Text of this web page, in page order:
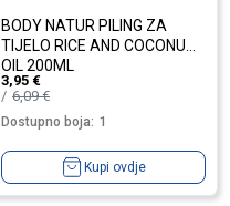
BODY NATUR PILING ZA
TIJELO RICE AND COCONUT
OIL 200ML
3,95 €
6,09€
Dostupno boja: 1
Kupi ovdje